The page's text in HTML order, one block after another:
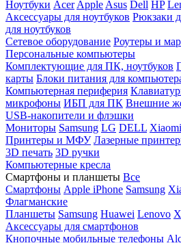
Ноутбуки Acer Apple Asus Dell HP
Аксессуары для ноутбуков Рюкзаки
для ноутбуков
Сетевое оборудование Роутеры и
Персональные компьютеры
Комплектующие для ПК, ноутбуков
карты Блоки питания для
Компьютерная периферия
микрофоны ИБП для ПК Внешние
USB-накопители и флэшки
Мониторы Samsung LG DELL Xiaomi
Принтеры и МФУ Лазерные
3D печать 3D ручки
Компьютерные кресла
Смартфоны и планшеты Все
Смартфоны Apple iPhone Samsung
Флагманские
Планшеты Samsung Huawei Lenovo
Аксессуары для смартфонов
Кнопочные мобильные телефоны